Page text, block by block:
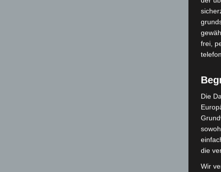
frei,
Die
die
Wir